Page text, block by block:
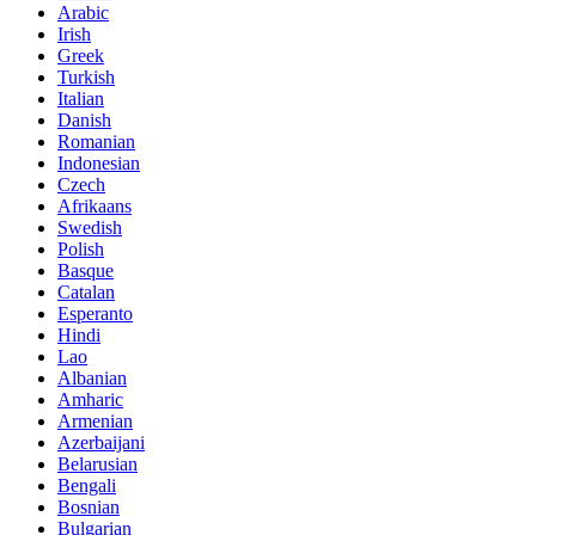
Arabic
Irish
Greek
Turkish
Italian
Danish
Romanian
Indonesian
Czech
Afrikaans
Swedish
Polish
Basque
Catalan
Esperanto
Hindi
Lao
Albanian
Amharic
Armenian
Azerbaijani
Belarusian
Bengali
Bosnian
Bulgarian